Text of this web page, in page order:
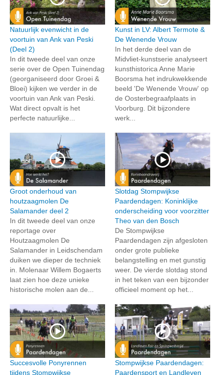
Natuurlijk evenwicht in de
voortuin van Ank van Peski
(Deel 2)
In dit tweede deel van onze
serie over de Open Tuinendag
(georganiseerd door Groei &
Bloei) kijken we verder in de
voortuin van Ank van Peski.
Wat direct opvalt is het
perfecte natuurlijke...
Kunst in LV: Albert Termote &
De Wenende Vrouw
In het derde deel van de
Midvliet-kunstserie analyseert
kunsthistorica Anne Marie
Boorsma het indrukwekkende
beeld 'De Wenende Vrouw' op
de Oosterbegraafplaats in
Voorburg. Dit bijzondere
werk...
Groot onderhoud van
houtzaagmolen De
Salamander deel 2
In dit tweede deel van onze
reportage over
Houtzaagmolen De
Salamander in Leidschendam
duiken we dieper de techniek
in. Molenaar Willem Bogaerts
laat zien hoe deze unieke
historische molen aan de...
Slotdag Stompwijkse
Paardendagen: Koninklijke
onderscheiding voor voorzitter
Theo van den Bosch
De Stompwijkse
Paardendagen zijn afgesloten
onder grote publieke
belangstelling en met gunstig
weer. De vierde slotdag stond
in het teken van een bijzonder
officieel moment op het...
Succesvolle Ponyrennen
tijdens Stompwijkse
Stompwijkse Paardendagen:
Paardensport en Landleven